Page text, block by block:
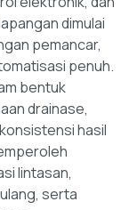
dimulai
pemancar,
penuh.
bentuk
drainase,
hasil
lintasan,
serta